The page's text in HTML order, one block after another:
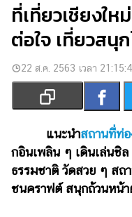
ผล
บอล
สด
การ
เงิน
การ
บันเทิง
รูปภาพ
ที่เที่ยวเชียงใ
ต่อใจ เที่ยวสนุ
22 ส.ค. 2563 เวลา
แนะนำสถานที่ท่อ
กอินเพลิน ๆ เดินเล่นชิ
ธรรมชาติ วัดสวย ๆ ส
ชนคราฟต์ สนุกถ้วนหน้